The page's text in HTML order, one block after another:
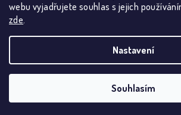
webu vyjadřujete souhlas s jejich
zde.
Nastavení
Souhlasím
Sleduj nás na
Vytvořil Shoptet